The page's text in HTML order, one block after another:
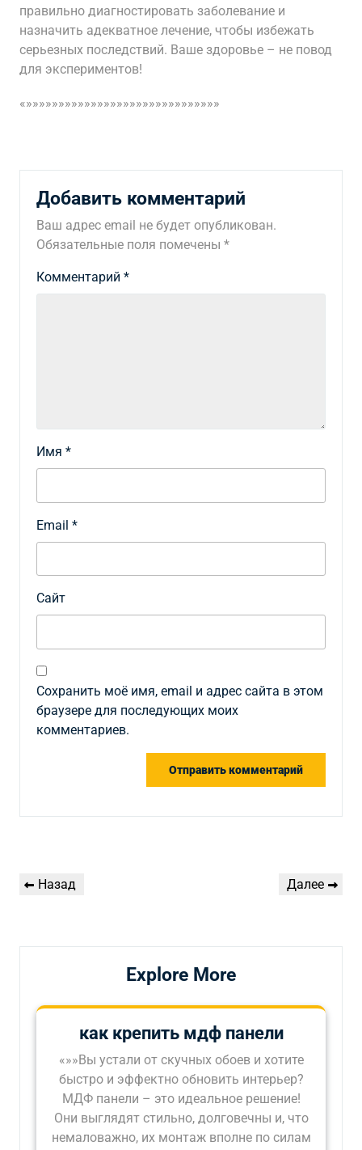
правильно диагностировать заболевание и
назначить адекватное лечение, чтобы избежать
серьезных последствий. Ваше здоровье – не повод
для экспериментов!
«»»»»»»»»»»»»»»»»»»»»»»»»»»»»»»
Добавить комментарий
Ваш адрес email не будет опубликован.
Обязательные поля помечены *
Комментарий *
Имя *
Email *
Сайт
Сохранить моё имя, email и адрес сайта в этом
браузере для последующих моих
комментариев.
по
Предыдущая
Назад
Следующая
Далее
Explore More
как крепить мдф панели
«»»Вы устали от скучных обоев и хотите
быстро и эффектно обновить интерьер?
МДФ панели – это идеальное решение!
Они выглядят стильно, долговечны и, что
немаловажно, их монтаж вполне по силам